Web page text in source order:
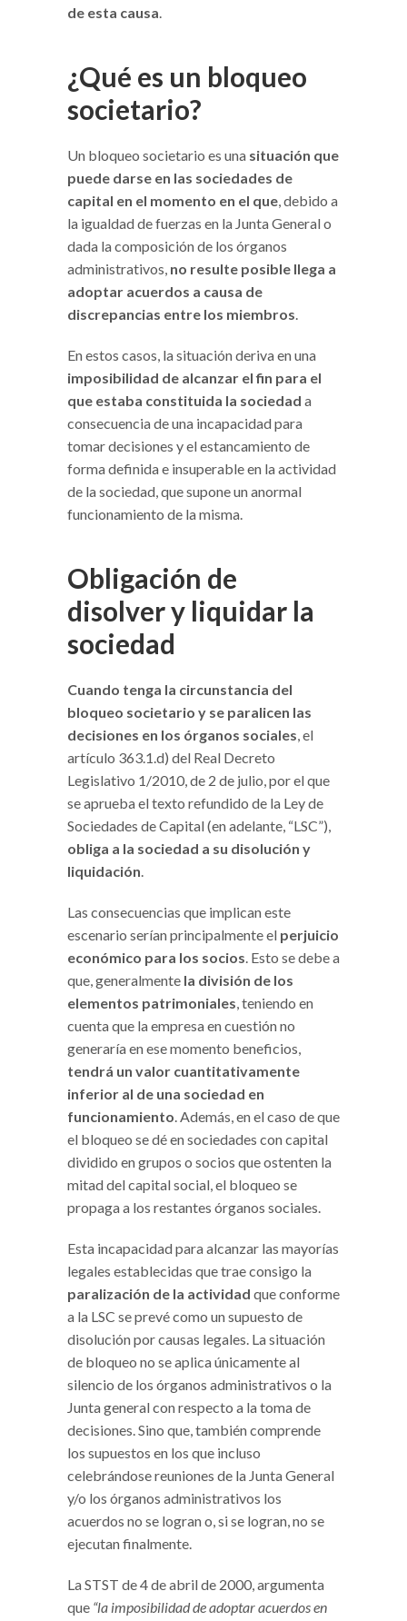
de esta causa.
¿Qué es un bloqueo
societario?
Un bloqueo societario es una situación que
puede darse en las sociedades de
capital en el momento en el que, debido a
la igualdad de fuerzas en la Junta General o
dada la composición de los órganos
administrativos, no resulte posible llega a
adoptar acuerdos a causa de
discrepancias entre los miembros.
En estos casos, la situación deriva en una
imposibilidad de alcanzar el fin para el
que estaba constituida la sociedad a
consecuencia de una incapacidad para
tomar decisiones y el estancamiento de
forma definida e insuperable en la actividad
de la sociedad, que supone un anormal
funcionamiento de la misma.
Obligación de
disolver y liquidar la
sociedad
Cuando tenga la circunstancia del
bloqueo societario y se paralicen las
decisiones en los órganos sociales, el
artículo 363.1.d) del Real Decreto
Legislativo 1/2010, de 2 de julio, por el que
se aprueba el texto refundido de la Ley de
Sociedades de Capital (en adelante, “LSC”),
obliga a la sociedad a su disolución y
liquidación.
Las consecuencias que implican este
escenario serían principalmente el perjuicio
económico para los socios. Esto se debe a
que, generalmente la división de los
elementos patrimoniales, teniendo en
cuenta que la empresa en cuestión no
generaría en ese momento beneficios,
tendrá un valor cuantitativamente
inferior al de una sociedad en
funcionamiento. Además, en el caso de que
el bloqueo se dé en sociedades con capital
dividido en grupos o socios que ostenten la
mitad del capital social, el bloqueo se
propaga a los restantes órganos sociales.
Esta incapacidad para alcanzar las mayorías
legales establecidas que trae consigo la
paralización de la actividad que conforme
a la LSC se prevé como un supuesto de
disolución por causas legales. La situación
de bloqueo no se aplica únicamente al
silencio de los órganos administrativos o la
Junta general con respecto a la toma de
decisiones. Sino que, también comprende
los supuestos en los que incluso
celebrándose reuniones de la Junta General
y/o los órganos administrativos los
acuerdos no se logran o, si se logran, no se
ejecutan finalmente.
La STST de 4 de abril de 2000, argumenta
que “la imposibilidad de adoptar acuerdos en